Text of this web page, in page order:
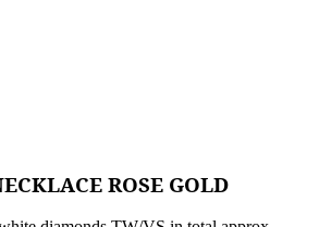
ROSE GOLD